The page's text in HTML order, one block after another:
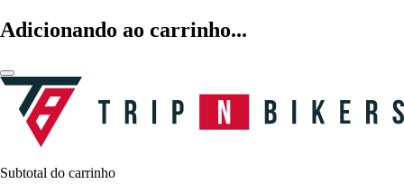
Adicionando ao carrinho...
Subtotal do carrinho